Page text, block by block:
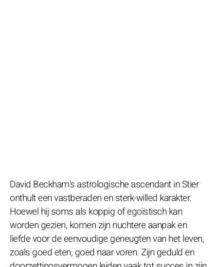
David Beckham's astrologische ascendant in Stier
onthult een vastberaden en sterk-willed karakter.
Hoewel hij soms als koppig of egoïstisch kan
worden gezien, komen zijn nuchtere aanpak en
liefde voor de eenvoudige geneugten van het leven,
zoals goed eten, goed naar voren. Zijn geduld en